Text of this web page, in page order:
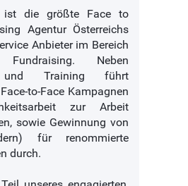
ist die größte Face to
Agentur Österreichs
Anbieter im Bereich
Fundraising. Neben
und Training führt
to-Face Kampagnen
zur Arbeit
sowie Gewinnung von
für renommierte
durch.